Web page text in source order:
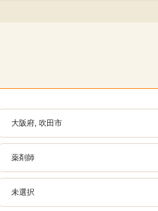
大阪府, 吹田市
薬剤師
未選択